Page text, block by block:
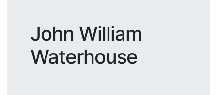
John William
Waterhouse